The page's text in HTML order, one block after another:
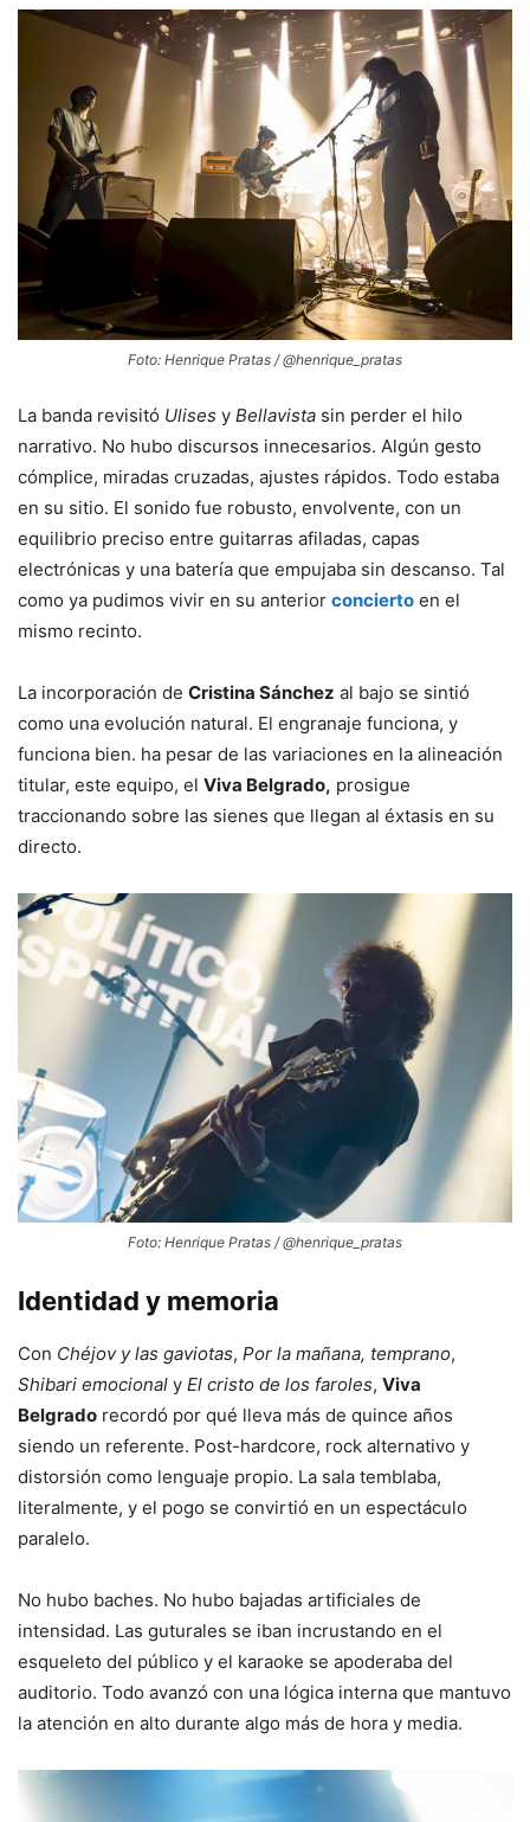
Foto: Henrique Pratas / @henrique_pratas
La banda revisitó Ulises y Bellavista sin perder el hilo
narrativo. No hubo discursos innecesarios. Algún gesto
cómplice, miradas cruzadas, ajustes rápidos. Todo estaba
en su sitio. El sonido fue robusto, envolvente, con un
equilibrio preciso entre guitarras afiladas, capas
electrónicas y una batería que empujaba sin descanso. Tal
como ya pudimos vivir en su anterior concierto en el
mismo recinto.
La incorporación de Cristina Sánchez al bajo se sintió
como una evolución natural. El engranaje funciona, y
funciona bien. ha pesar de las variaciones en la alineación
titular, este equipo, el Viva Belgrado, prosigue
traccionando sobre las sienes que llegan al éxtasis en su
directo.
Foto: Henrique Pratas / @henrique_pratas
Identidad y memoria
Con Chéjov y las gaviotas, Por la mañana, temprano,
Shibari emocional y El cristo de los faroles, Viva
Belgrado recordó por qué lleva más de quince años
siendo un referente. Post-hardcore, rock alternativo y
distorsión como lenguaje propio. La sala temblaba,
literalmente, y el pogo se convirtió en un espectáculo
paralelo.
No hubo baches. No hubo bajadas artificiales de
intensidad. Las guturales se iban incrustando en el
esqueleto del público y el karaoke se apoderaba del
auditorio. Todo avanzó con una lógica interna que mantuvo
la atención en alto durante algo más de hora y media.